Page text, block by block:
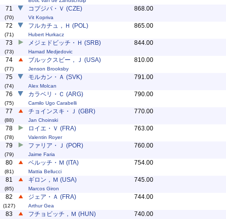
71
(70)
コプジバ・Ｖ (CZE)
Vit Kopriva
868.00
72
(71)
フルカチュ，Ｈ (POL)
Hubert Hurkacz
865.00
73
(73)
メジェドビッチ・Ｈ (SRB)
Hamad Medjedovic
844.00
74
(77)
ブルックスビー，Ｊ (USA)
Jenson Brooksby
810.00
75
(74)
モルカン・Ａ (SVK)
Alex Molcan
791.00
76
(75)
カラベリ・Ｃ (ARG)
Camilo Ugo Carabelli
790.00
77
(88)
チョインスキ・Ｊ (GBR)
Jan Choinski
770.00
78
(78)
ロイエ・Ｖ (FRA)
Valentin Royer
763.00
79
(79)
ファリア・Ｊ (POR)
Jaime Faria
760.00
80
(81)
ベルッチ・Ｍ (ITA)
Mattia Bellucci
754.00
81
(85)
ギロン，Ｍ (USA)
Marcos Giron
745.00
82
(127)
ジェア・Ａ (FRA)
Arthur Gea
744.00
83 フチョビッチ，Ｍ (HUN) 740.00